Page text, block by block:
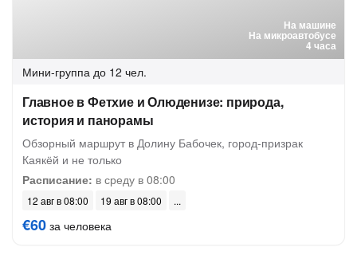
На машине
На микроавтобусе
4 часа
Мини-группа до 12 чел.
Главное в Фетхие и Олюденизе: природа,
история и панорамы
Обзорный маршрут в Долину Бабочек, город-призрак
Каякёй и не только
Расписание: в среду в 08:00
12 авг в 08:00 19 авг в 08:00
€60 за человека